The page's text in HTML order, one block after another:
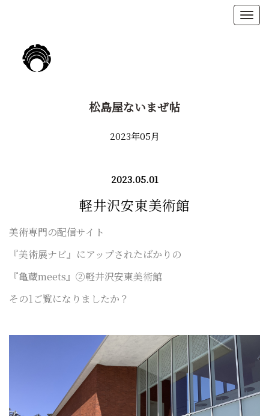
松島屋ないまぜ帖
2023年05月
2023.05.01
軽井沢安東美術館
美術専門の配信サイト
『美術展ナビ』にアップされたばかりの
『亀蔵meets』②軽井沢安東美術館
その1ご覧になりましたか？